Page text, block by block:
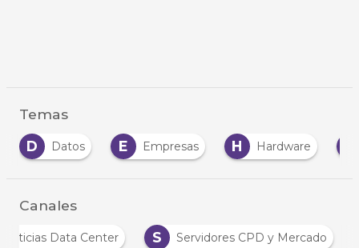
Temas
D
Datos E Empresas H Hardware
Canales
Noticias Data Center S Servidores CPD y Mercado